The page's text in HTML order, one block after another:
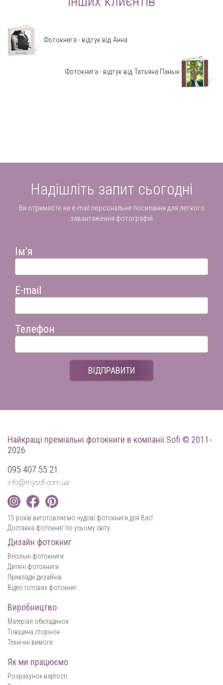
Фотокнига - відгук від Анна
Фотокнига - відгук від Татьяна Панык
Надішліть запит сьогодні
Ви отримаєте на e-mail персональне посилання для легкого
завантаження фотографій
Ім'я
E-mail
Телефон
ВІДПРАВИТИ
Найкращі преміальні фотокниги в компанії Sofi © 2011-
2026
095 407 55 21
info@mysofi.com.ua
15 років виготовляємо чудові фотокниги для Вас!
Доставка фотокниг по усьому світу
Дизайн фотокниг
Весільні фотокниги
Дитячі фотокниги
Приклади дизайнів
Відео готових фотокниг
Виробництво
Матеріал обкладинок
Товщина сторінок
Технічні вимоги
Як ми працюємо
Розрахунок вартості